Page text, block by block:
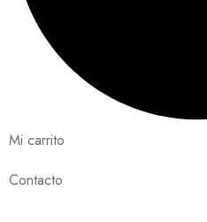
Mi carrito
Contacto